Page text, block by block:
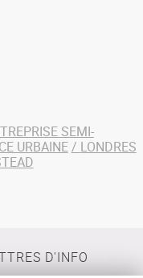
SEMI-
URBAINE
LONDRES
D'INFO